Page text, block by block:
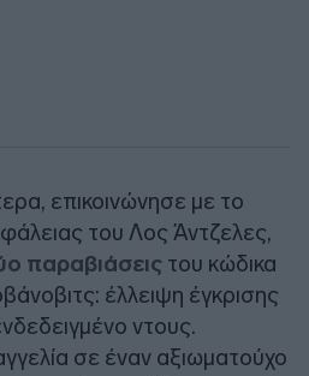
επικοινώνησε με το
του Λος Άντζελες,
παραβιάσεις του κώδικα
έλλειψη έγκρισης
ντους.
σε έναν αξιωματούχο